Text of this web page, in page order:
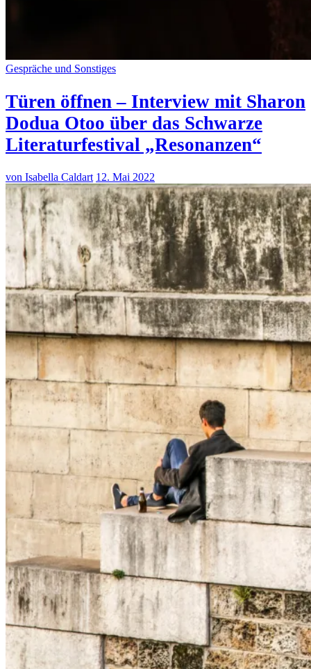
Gespräche und Sonstiges
Türen öffnen – Interview mit Sharon
Dodua Otoo über das Schwarze
Literaturfestival „Resonanzen“
von Isabella Caldart 12. Mai 2022